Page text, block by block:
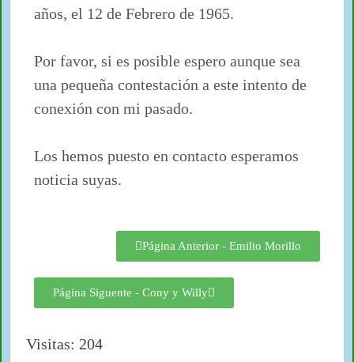
años, el 12 de Febrero de 1965.
Por favor, si es posible espero aunque sea
una pequeña contestación a este intento de
conexión con mi pasado.
Los hemos puesto en contacto esperamos
noticia suyas.
Página Anterior - Emilio Morillo
Página Siguente - Cony y Willy
Visitas: 204